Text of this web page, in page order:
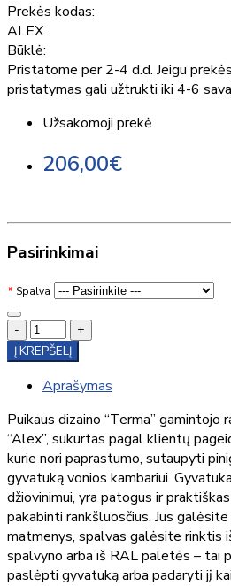
Prekės kodas:
ALEX
Būklė:
Pristatome per 2-4 d.d. Jeigu
pristatymas gali užtrukti iki 4-6
Užsakomoji prekė
206,00€
Pasirinkimai
Spalva
-
+
Į KREPŠELĮ
Aprašymas
Puikaus dizaino “Terma” gamintojo
“Alex”, sukurtas pagal klientų
kurie nori paprastumo, sutaupyti
gyvatuką vonios kambariui.
džiovinimui, yra patogus ir
pakabinti rankšluosčius. Jus
matmenys, spalvas galėsite rinktis
spalvyno arba iš RAL paletės – tai
paslėpti gyvatuką arba padaryti jį